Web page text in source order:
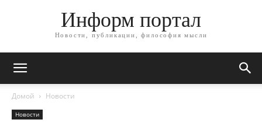
Информ портал
Новости, публикации, философия мысли
Домой Новости
Новости